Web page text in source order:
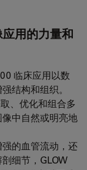
应用的力量和
临床应用以数
结构和组织。
、优化和组合多
中自然或明亮地
的血管流动，还
细节，GLOW